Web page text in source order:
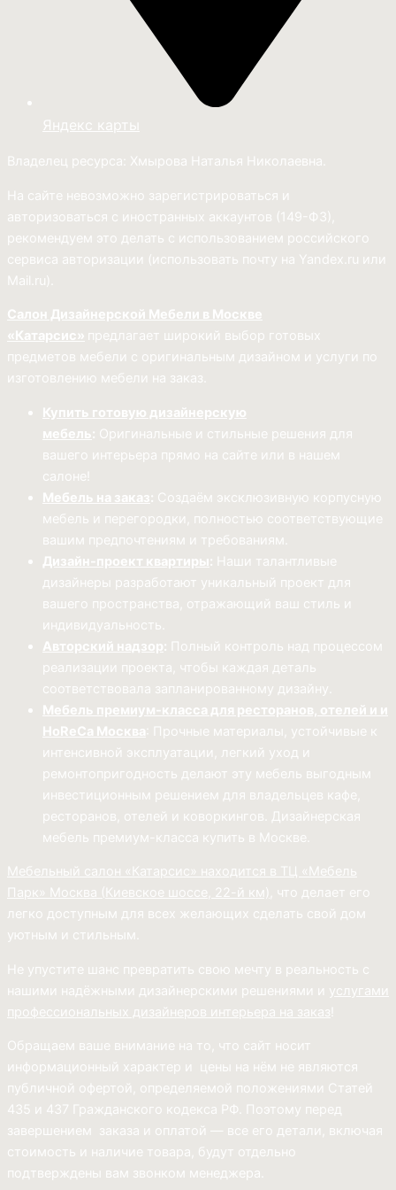
Яндекс карты
Владелец ресурса: Хмырова Наталья Николаевна.
На сайте невозможно зарегистрироваться и
авторизоваться с иностранных аккаунтов (149-ФЗ),
рекомендуем это делать с использованием российского
сервиса авторизации (использовать почту на Yandex.ru или
Mail.ru).
Салон Дизайнерской Мебели в Москве
«Катарсис» предлагает широкий выбор готовых
предметов мебели с оригинальным дизайном и услуги по
изготовлению мебели на заказ.
Купить готовую дизайнерскую
мебель: Оригинальные и стильные решения для
вашего интерьера прямо на сайте или в нашем
салоне!
Мебель на заказ: Создаём эксклюзивную корпусную
мебель и перегородки, полностью соответствующие
вашим предпочтениям и требованиям.
Дизайн-проект квартиры: Наши талантливые
дизайнеры разработают уникальный проект для
вашего пространства, отражающий ваш стиль и
индивидуальность.
Авторский надзор: Полный контроль над процессом
реализации проекта, чтобы каждая деталь
соответствовала запланированному дизайну.
Мебель премиум-класса для ресторанов, отелей и и
HoReCa Москва : Прочные материалы, устойчивые к
интенсивной эксплуатации, легкий уход и
ремонтопригодность делают эту мебель выгодным
инвестиционным решением для владельцев кафе,
ресторанов, отелей и коворкингов. Дизайнерская
мебель премиум-класса купить в Москве.
Мебельный салон «Катарсис» находится в ТЦ «Мебель
Парк» Москва ( Киевское шоссе, 22-й км)
, что делает его
легко доступным для всех желающих сделать свой дом
уютным и стильным.
Не упустите шанс превратить свою мечту в реальность с
нашими надёжными дизайнерскими решениями и услугами
профессиональных дизайнеров интерьера на заказ
Обращаем ваше внимание на то, что сайт носит
информационный характер и цены на нём не являются
публичной офертой, определяемой положениями Статей
435 и 437 Гражданского кодекса РФ. Поэтому перед
завершением заказа и оплатой — все его детали, включая
стоимость и наличие товара, будут отдельно
подтверждены вам звонком менеджера.